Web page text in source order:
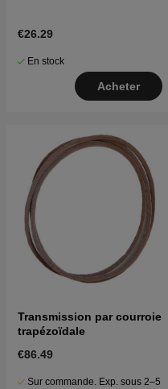
€26.29
En stock
Acheter
Transmission par courroie
trapézoïdale
€86.49
Sur commande. Exp. sous 2–5